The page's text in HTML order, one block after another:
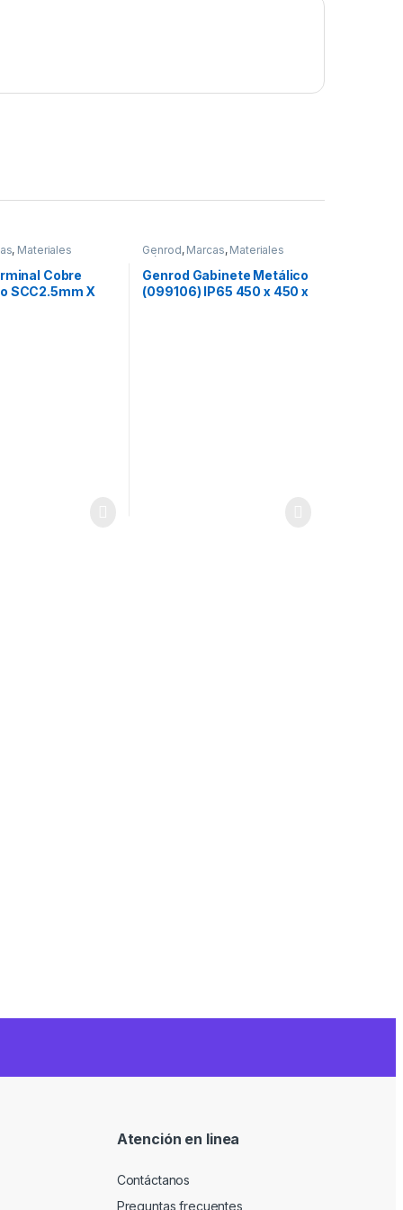
, Materiales
Cobre
SCC2.5mm X
Genrod, Marcas, Materiales
Eléctricos
y Gabinetes
Genrod Gabinete Metálico
(099106) IP65 450 x 450 x
Atención en linea
Contáctanos
Preguntas frecuentes